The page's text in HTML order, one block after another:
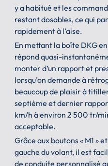
y a habitué et les
restant dosables, ce qui
rapidement à l’aise.
En mettant la boîte DKG
répond quasi-
monter d’un rapport et
lorsqu’on demande à
beaucoup de plaisir à
septième et dernier
km/h à environ 2 500 tr/
acceptable.
Grâce aux boutons « M1 »
gauche du volant, il est
de conduite personnalisé